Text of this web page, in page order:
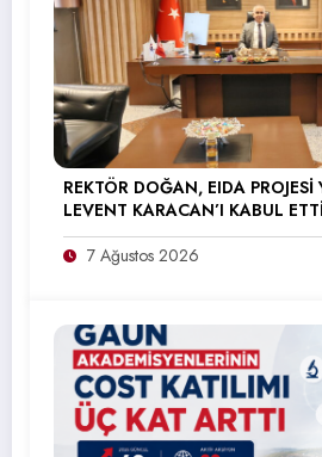
REKTÖR DOĞAN, EIDA PROJESİ
LEVENT KARACAN’I KABUL ETTİ
7 Ağustos 2026